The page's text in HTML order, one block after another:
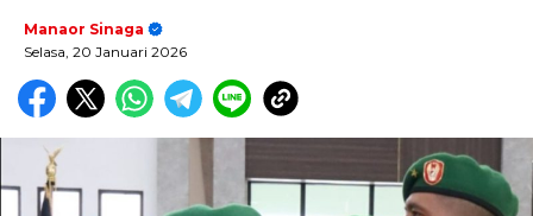
Manaor Sinaga
Selasa, 20 Januari 2026